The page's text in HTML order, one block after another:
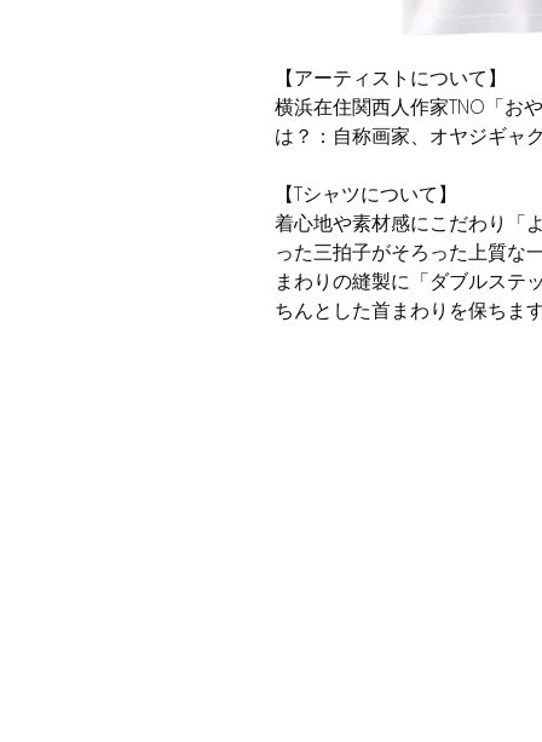
【アーティストについて】
横浜在住関西人作家TNO「お
は？：自称画家、オヤジギャ
【Tシャツについて】
着心地や素材感にこだわり「
った三拍子がそろった上質な
まわりの縫製に「ダブルステ
ちんとした首まわりを保ちま